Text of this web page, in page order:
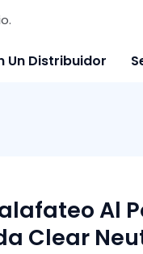
Un Distribuidor
Al
Clear